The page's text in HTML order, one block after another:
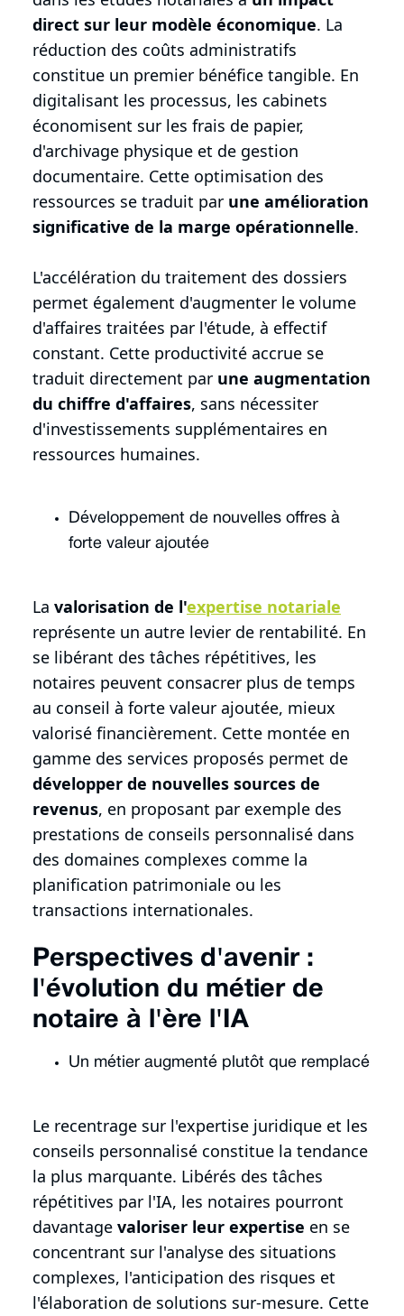
direct sur leur modèle économique. La
réduction des coûts administratifs
constitue un premier bénéfice tangible. En
digitalisant les processus, les cabinets
économisent sur les frais de papier,
d'archivage physique et de gestion
documentaire. Cette optimisation des
ressources se traduit par une amélioration
significative de la marge opérationnelle.
L'accélération du traitement des dossiers
permet également d'augmenter le volume
d'affaires traitées par l'étude, à effectif
constant. Cette productivité accrue se
traduit directement par une augmentation
du chiffre d'affaires, sans nécessiter
d'investissements supplémentaires en
ressources humaines.
Développement de nouvelles offres à
forte valeur ajoutée
La valorisation de l'expertise notariale
représente un autre levier de rentabilité. En
se libérant des tâches répétitives, les
notaires peuvent consacrer plus de temps
au conseil à forte valeur ajoutée, mieux
valorisé financièrement. Cette montée en
gamme des services proposés permet de
développer de nouvelles sources de
revenus, en proposant par exemple des
prestations de conseils personnalisé dans
des domaines complexes comme la
planification patrimoniale ou les
transactions internationales.
Perspectives d'avenir :
l'évolution du métier de
notaire à l'ère l'IA
Un métier augmenté plutôt que remplacé
Le recentrage sur l'expertise juridique et les
conseils personnalisé constitue la tendance
la plus marquante. Libérés des tâches
répétitives par l'IA, les notaires pourront
davantage valoriser leur expertise en se
concentrant sur l'analyse des situations
complexes, l'anticipation des risques et
l'élaboration de solutions sur-mesure. Cette